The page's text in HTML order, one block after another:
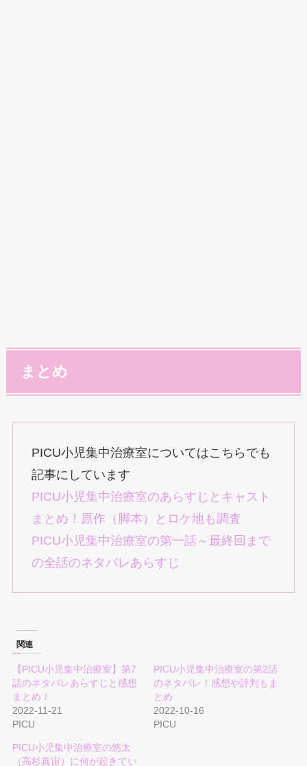
まとめ
PICU小児集中治療室についてはこちらでも
記事にしています
PICU小児集中治療室のあらすじとキャスト
まとめ！原作（脚本）とロケ地も調査
PICU小児集中治療室の第一話～最終回まで
の全話のネタバレあらすじ
関連
【PICU小児集中治療室】第7
話のネタバレあらすじと感想
まとめ！
2022-11-21
PICU
PICU小児集中治療室の第2話
のネタバレ！感想や評判もま
とめ
2022-10-16
PICU
PICU小児集中治療室の悠太
（高杉真宙）に何が起きてい